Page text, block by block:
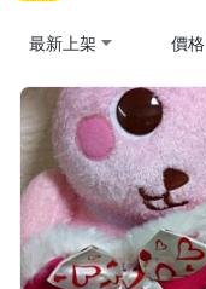
最新上架 價格